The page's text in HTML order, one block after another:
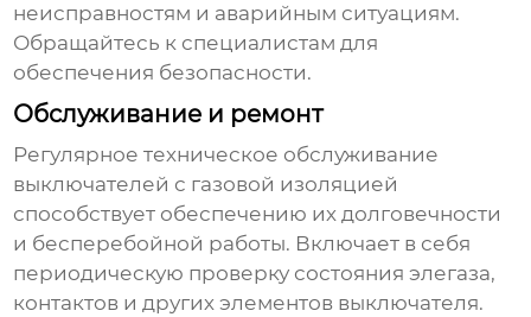
неисправностям и аварийным ситуациям.
Обращайтесь к специалистам для
обеспечения безопасности.
Обслуживание и ремонт
Регулярное техническое обслуживание
выключателей с газовой изоляцией
способствует обеспечению их долговечности
и бесперебойной работы. Включает в себя
периодическую проверку состояния элегаза,
контактов и других элементов выключателя.